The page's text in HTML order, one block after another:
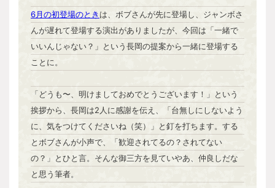
6月の初登場のとき は、ボブさんが先に登場し、ジャンボさ
んが遅れて登場する演出がありましたが、今回は「一緒で
いいんじゃない？」という長岡の提案から一緒に登場する
ことに。
「どうも〜、明けましておめでとうございます！」という
挨拶から、長岡は2人に感謝を伝え、「台無しにしないよう
に、気をつけてくださいね（笑）」と釘を打ちます。する
とボブさんが小声で、「歓迎されてるの？されてない
の？」とひと言。そんな御三方を見ていやあ、仲良しだな
と思う筆者。